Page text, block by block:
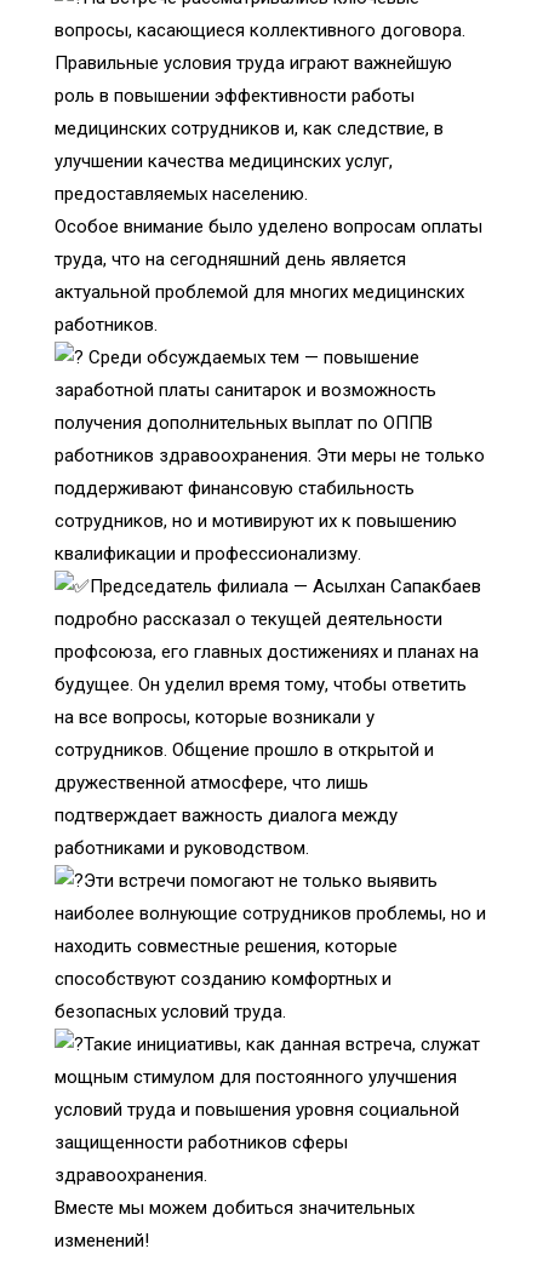
вопросы, касающиеся коллективного договора.
Правильные условия труда играют важнейшую
роль в повышении эффективности работы
медицинских сотрудников и, как следствие, в
улучшении качества медицинских услуг,
предоставляемых населению.
Особое внимание было уделено вопросам оплаты
труда, что на сегодняшний день является
актуальной проблемой для многих медицинских
работников.
Среди обсуждаемых тем — повышение
заработной платы санитарок и возможность
получения дополнительных выплат по ОППВ
работников здравоохранения. Эти меры не только
поддерживают финансовую стабильность
сотрудников, но и мотивируют их к повышению
квалификации и профессионализму.
Председатель филиала — Асылхан Сапакбаев
подробно рассказал о текущей деятельности
профсоюза, его главных достижениях и планах на
будущее. Он уделил время тому, чтобы ответить
на все вопросы, которые возникали у
сотрудников. Общение прошло в открытой и
дружественной атмосфере, что лишь
подтверждает важность диалога между
работниками и руководством.
Эти встречи помогают не только выявить
наиболее волнующие сотрудников проблемы, но и
находить совместные решения, которые
способствуют созданию комфортных и
безопасных условий труда.
Такие инициативы, как данная встреча, служат
мощным стимулом для постоянного улучшения
условий труда и повышения уровня социальной
защищенности работников сферы
здравоохранения.
Вместе мы можем добиться значительных
изменений!